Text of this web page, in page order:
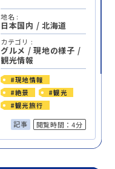
地名 :
日本国内 /北海道
カテゴリ :
グルメ /現地の様子 /
観光情報
#現地情報
#絶景
#観光
#観光旅行
記事 閲覧時間：4分